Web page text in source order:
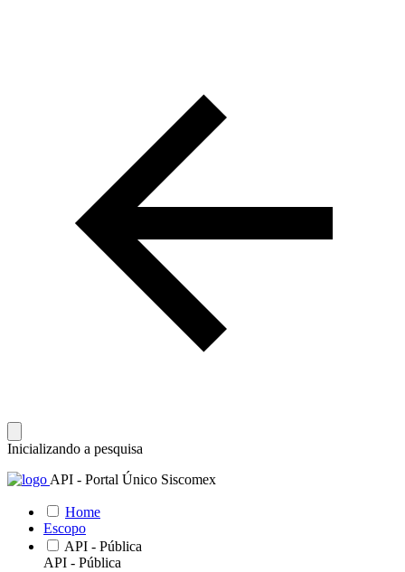
Inicializando a pesquisa
API - Portal Único Siscomex
Home
Escopo
API - Pública
API - Pública